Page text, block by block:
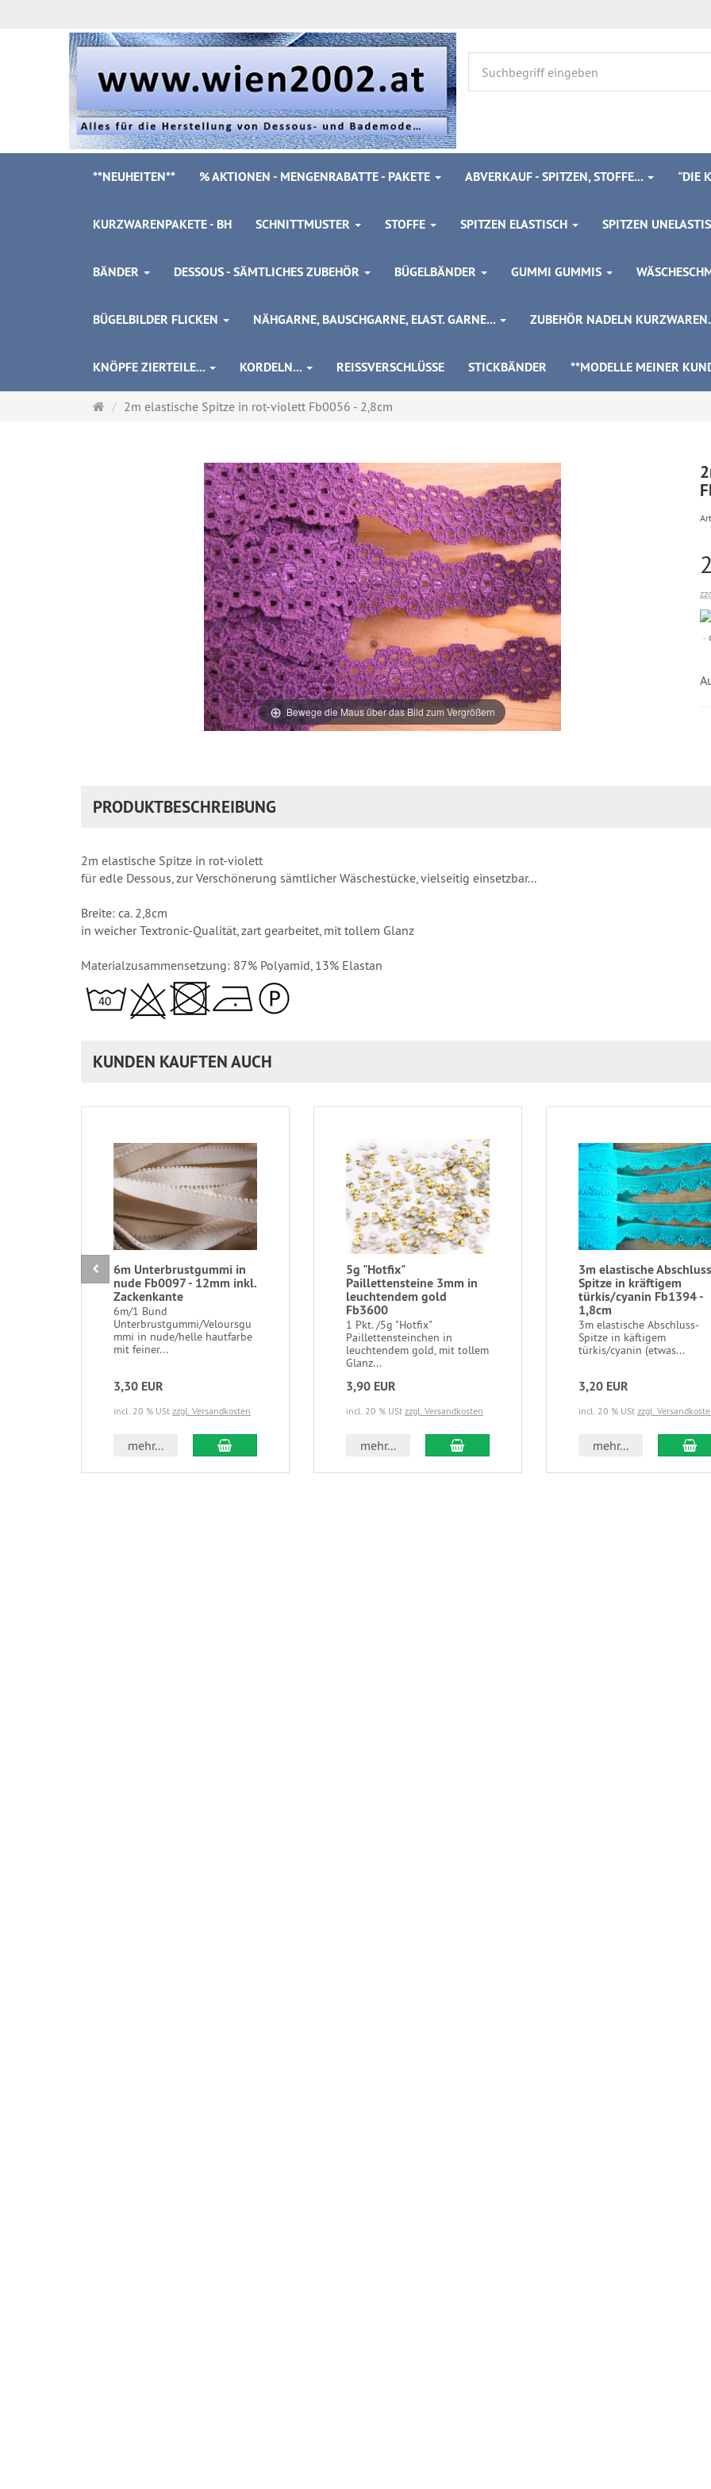
**NEUHEITEN** % AKTIONEN - MENGENRABATTE - PAKETE ABVERKAUF - SPITZEN, STOFFE... "DIE
KURZWARENPAKETE - BH SCHNITTMUSTER STOFFE SPITZEN ELASTISCH SPITZEN
BÄNDER DESSOUS - SÄMTLICHES ZUBEHÖR BÜGELBÄNDER GUMMI GUMMIS
BÜGELBILDER FLICKEN NÄHGARNE, BAUSCHGARNE, ELAST. GARNE... ZUBEHÖR NADELN
KNÖPFE ZIERTEILE... KORDELN... REISSVERSCHLÜSSE STICKBÄNDER **MODELLE MEINER
Startseite
2m elastische Spitze in rot-violett Fb0056 - 2,8cm
Bewege die Maus über das Bild zum Vergrößern
PRODUKTBESCHREIBUNG
2m elastische Spitze in rot-violett
für edle Dessous, zur Verschönerung sämtlicher Wäschestücke, vielseitig einsetzbar...
Breite: ca. 2,8cm
in weicher Textronic-Qualität, zart gearbeitet, mit tollem Glanz
Materialzusammensetzung: 87% Polyamid, 13% Elastan
KUNDEN KAUFTEN AUCH
6m Unterbrustgummi in
nude Fb0097 - 12mm inkl.
Zackenkante
6m/1 Bund
Unterbrustgummi/Veloursgu
mmi in nude/helle hautfarbe
mit feiner...
3,30 EUR
incl. 20 % USt zzgl. Versandkosten
mehr... In den Warenkorb
5g "Hotfix"
Paillettensteine 3mm in
leuchtendem gold
Fb3600
1 Pkt. /5g "Hotfix"
Paillettensteinchen in
leuchtendem gold, mit tollem
Glanz...
3,90 EUR
incl. 20 % USt zzgl. Versandkosten
mehr... In den Warenkorb
3m elastische
Spitze in kräftigem
türkis/cyanin Fb1394 -
1,8cm
3m elastische Abschluss-
Spitze in käftigem
türkis/cyanin (etwas...
3,20 EUR
incl. 20 % USt zzgl.
mehr... In